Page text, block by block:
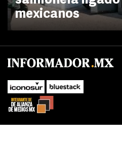
mexicanos